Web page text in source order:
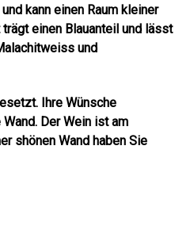
kann einen Raum kleiner
einen Blauanteil und lässt
und
Ihre Wünsche
Der Wein ist am
shönen Wand haben Sie